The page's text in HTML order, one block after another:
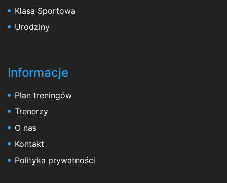
Klasa Sportowa
Urodziny
Informacje
Plan treningów
Trenerzy
O nas
Kontakt
Polityka prywatności